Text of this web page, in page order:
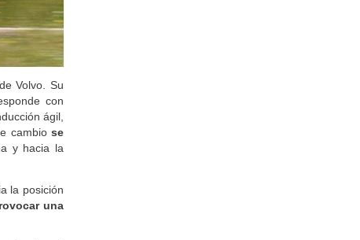
Volvo. Su
con
ágil,
cambio se
y hacia la
la posición
una